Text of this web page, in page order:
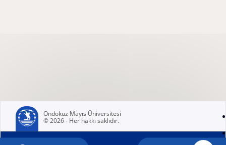
Ondokuz Mayıs Üniversitesi
© 2026 - Her hakkı saklıdır.